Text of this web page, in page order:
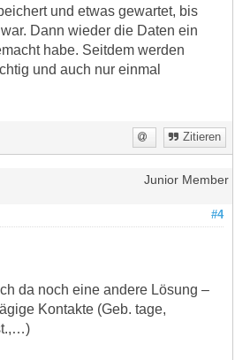
und etwas gewartet, bis
Dann wieder die Daten ein
habe. Seitdem werden
und auch nur einmal
Zitieren
Junior Member
#4
da noch eine andere Lösung –
Kontakte (Geb. tage,